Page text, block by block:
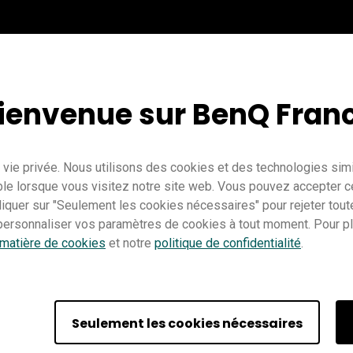
sur BenQ
vie privée. Nous utilisons des cookies et des technologies
lorsque vous visitez notre site web. Vous pouvez accepter
sur "Seulement les cookies nécessaires" pour rejeter
vos paramètres de cookies à tout moment. Pour
de cookies et notre politique de confidentialité.
Seulement les cookies nécessaires
Enseignement EZWrite 6 Pro RP02 Pro RP03 Master RM03